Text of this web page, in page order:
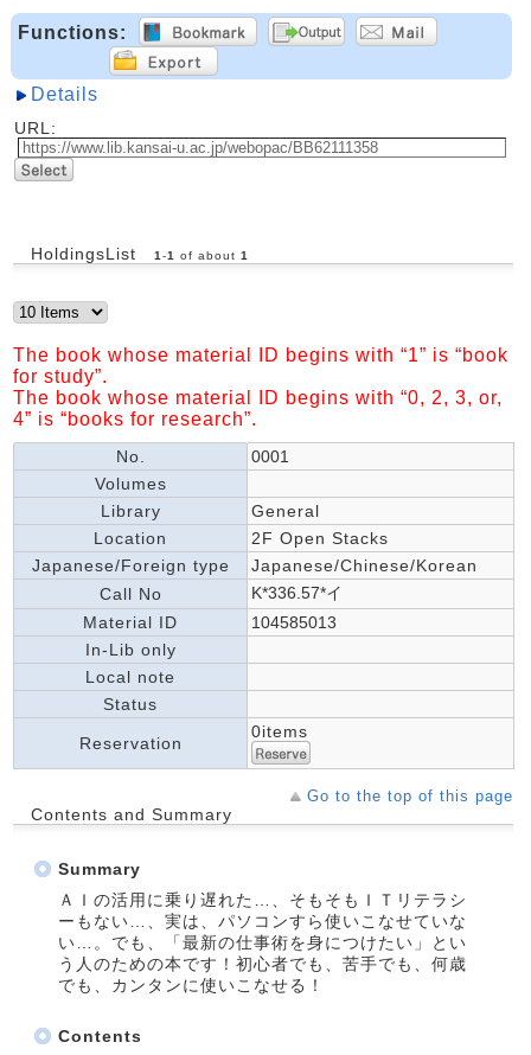
Functions:
Details
URL:
HoldingsList 1 -1 of about 1
The book whose material ID begins with “1” is “book
for study”.
The book whose material ID begins with “0, 2, 3, or,
4” is “books for research”.
No.
0001
Volumes
Library
General
Location
2F Open Stacks
Japanese/Foreign type
Japanese/Chinese/Korean
Call No
K*336.57*イ
Material ID
104585013
In-Lib only
Local note
Status
Reservation
0items
Go to the top of this page
Contents and Summary
Summary
ＡＩの活用に乗り遅れた…、そもそもＩＴリテラシ
ーもない…、実は、パソコンすら使いこなせていな
い…。でも、「最新の仕事術を身につけたい」とい
う人のための本です！初心者でも、苦手でも、何歳
でも、カンタンに使いこなせる！
Contents